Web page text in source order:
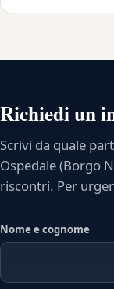
Richiedi un
Scrivi da quale
Ospedale (Borgo
riscontri. Per
Nome e cognome